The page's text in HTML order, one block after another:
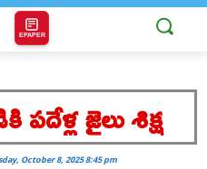
EPAPER
జైలు శిక్ష
October 8, 2025 8:45 pm